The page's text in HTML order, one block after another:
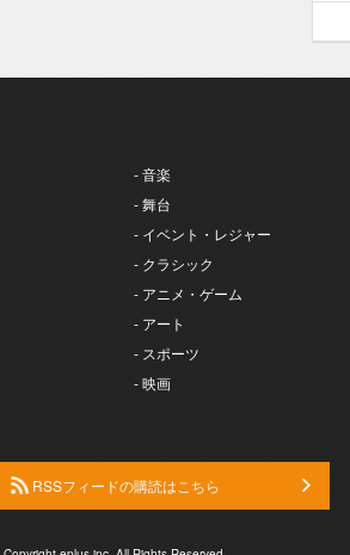
- 音楽
- 舞台
- イベント・レジャー
- クラシック
- アニメ・ゲーム
- アート
- スポーツ
- 映画
RSSフィードの購読はこちら